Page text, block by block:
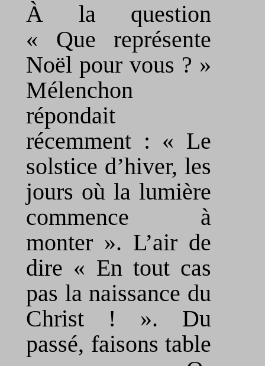
À la question
« Que représente
Noël pour vous ? »
Mélenchon
répondait
récemment : « Le
solstice d’hiver, les
jours où la lumière
commence à
monter ». L’air de
dire « En tout cas
pas la naissance du
Christ ! ». Du
passé, faisons table